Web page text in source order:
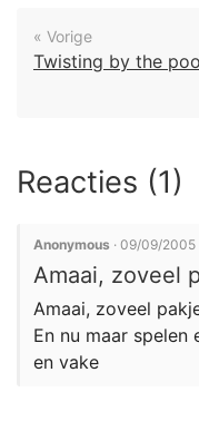
« Vorige
Twisting by the
Reacties (1)
Anonymous · 09/09/2005
Amaai, zoveel
Amaai, zoveel
En nu maar spelen
en vake